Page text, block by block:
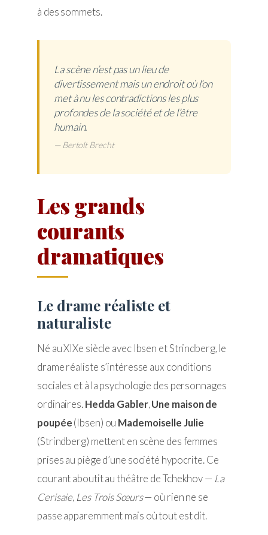
à des sommets.
La scène n’est pas un lieu de
divertissement mais un endroit où l’on
met à nu les contradictions les plus
profondes de la société et de l’être
humain.
— Bertolt Brecht
Les grands
courants
dramatiques
Le drame réaliste et
naturaliste
Né au XIXe siècle avec Ibsen et Strindberg, le
drame réaliste s’intéresse aux conditions
sociales et à la psychologie des personnages
ordinaires.Hedda Gabler,Une maison de
poupée(Ibsen) ou Mademoiselle Julie
(Strindberg) mettent en scène des femmes
prises au piège d’une société hypocrite. Ce
courant aboutit au théâtre de Tchekhov — La
Cerisaie, Les Trois Sœurs— où rien ne se
passe apparemment mais où tout est dit.